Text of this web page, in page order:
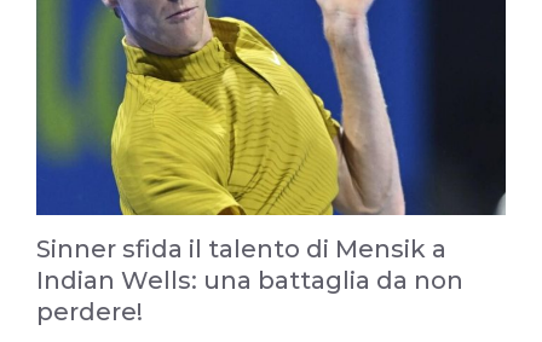
Sinner sfida il talento di Mensik a
Indian Wells: una battaglia da non
perdere!